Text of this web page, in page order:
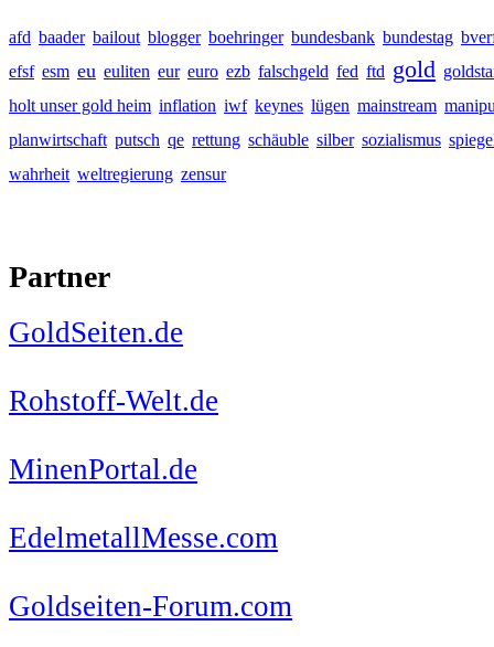
afd baader bailout blogger boehringer bundesbank bundestag
efsf esm eu euliten eur euro ezb falschgeld fed ftd gold
holt unser gold heim inflation iwf keynes lügen mainstream
planwirtschaft putsch qe rettung schäuble silber sozialismus
wahrheit weltregierung zensur
Partner
GoldSeiten.de
Rohstoff-Welt.de
MinenPortal.de
EdelmetallMesse.com
Goldseiten-Forum.com